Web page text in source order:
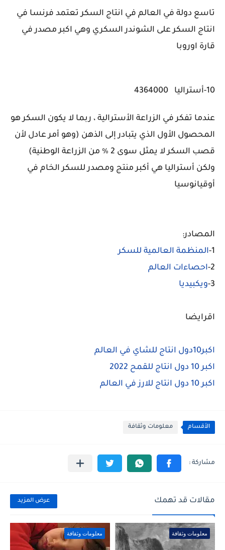
تاسع دولة في العالم في انتاج السكر تعتمد فرنسا في
انتاج السكر على الشوندر السكري وهي اكبر مصدر في
قارة اوروبا
10-أستراليا 4364000
عندما تفكر في الزراعة الأسترالية ، ربما لا يكون السكر هو
المحصول الأول الذي يتبادر إلى الذهن (وهو أمر عادل لأن
قصب السكر لا يمثل سوى 2 ٪ من الزراعة الوطنية)
ولكن أستراليا هي أكبر منتج ومصدر للسكر الخام في
أوقيانوسيا
المصادر:
1- المنظمة العالمية للسكر
2- احصاءات العالم
3- ويكبيديا
اقرايضا
اكبر10دول انتاج للشاي في العالم
اكبر 10 دول انتاج للقمح 2022
اكبر 10 دول انتاج للارز في العالم
الأقسام معلومات وثقافة
مقالات قد تهمك عرض المزيد
معلومات وثقافة معلومات وثقافة